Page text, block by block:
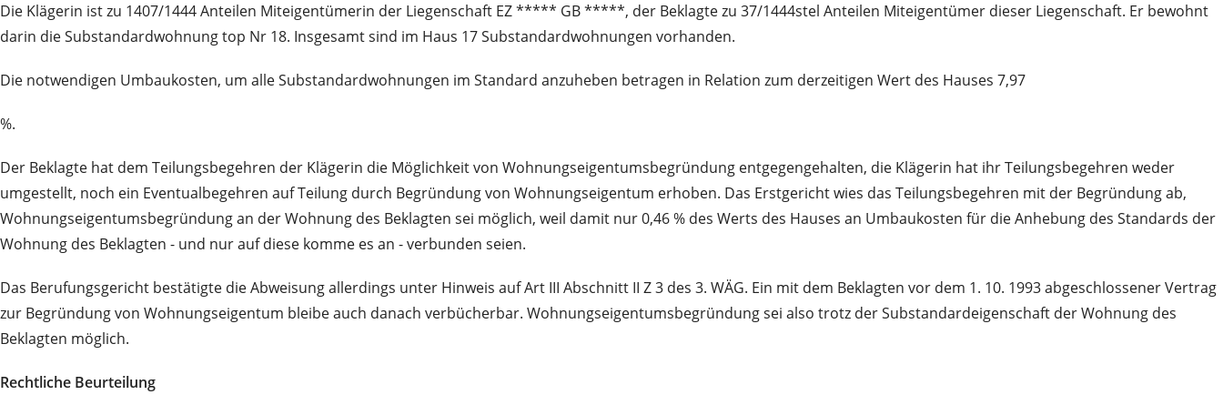
Die Klägerin ist zu 1407/1444 Anteilen Miteigentümerin der Liegenschaft EZ ***** GB *****, der Beklagte zu 37/1444stel Anteilen Miteigentümer dieser Liegenschaft. Er bewohnt
darin die Substandardwohnung top Nr 18. Insgesamt sind im Haus 17 Substandardwohnungen vorhanden.
Die notwendigen Umbaukosten, um alle Substandardwohnungen im Standard anzuheben betragen in Relation zum derzeitigen Wert des Hauses 7,97
%.
Der Beklagte hat dem Teilungsbegehren der Klägerin die Möglichkeit von Wohnungseigentumsbegründung entgegengehalten, die Klägerin hat ihr Teilungsbegehren weder
umgestellt, noch ein Eventualbegehren auf Teilung durch Begründung von Wohnungseigentum erhoben. Das Erstgericht wies das Teilungsbegehren mit der Begründung ab,
Wohnungseigentumsbegründung an der Wohnung des Beklagten sei möglich, weil damit nur 0,46 % des Werts des Hauses an Umbaukosten für die Anhebung des Standards der
Wohnung des Beklagten - und nur auf diese komme es an - verbunden seien.
Das Berufungsgericht bestätigte die Abweisung allerdings unter Hinweis auf Art III Abschnitt II Z 3 des 3. WÄG. Ein mit dem Beklagten vor dem 1. 10. 1993 abgeschlossener Vertrag
zur Begründung von Wohnungseigentum bleibe auch danach verbücherbar. Wohnungseigentumsbegründung sei also trotz der Substandardeigenschaft der Wohnung des
Beklagten möglich.
Rechtliche Beurteilung